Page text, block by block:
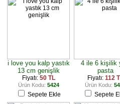
i love you kalp yastık
13 cm genişlik
Fiyatı: 50 TL
Ürün Kodu: 5424
Sepete Ekle
4 ile 6 kişilik
pasta
Fiyatı: 112
Ürün Kodu:
Sepete